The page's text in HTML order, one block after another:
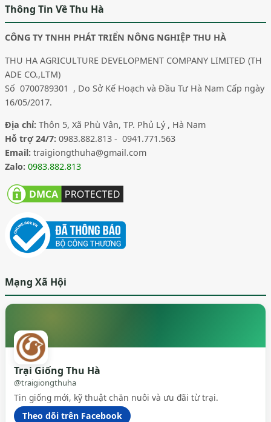
Thông Tin Về Thu Hà
CÔNG TY TNHH PHÁT TRIỂN NÔNG NGHIỆP THU HÀ
THU HA AGRICULTURE DEVELOPMENT COMPANY LIMITED (TH
ADE CO.,LTM)
Số 0700789301 , Do Sở Kế Hoạch và Đầu Tư Hà Nam Cấp ngày
16/05/2017.
Địa chỉ: Thôn 5, Xã Phù Vân, TP. Phủ Lý , Hà Nam
Hỗ trợ 24/7: 0983.882.813 - 0941.771.563
Email: traigiongthuha@gmail.com
Zalo: 0983.882.813
Mạng Xã Hội
Trại Giống Thu Hà
@traigiongthuha
Tin giống mới, kỹ thuật chăn nuôi và ưu đãi từ trại.
Theo dõi trên Facebook